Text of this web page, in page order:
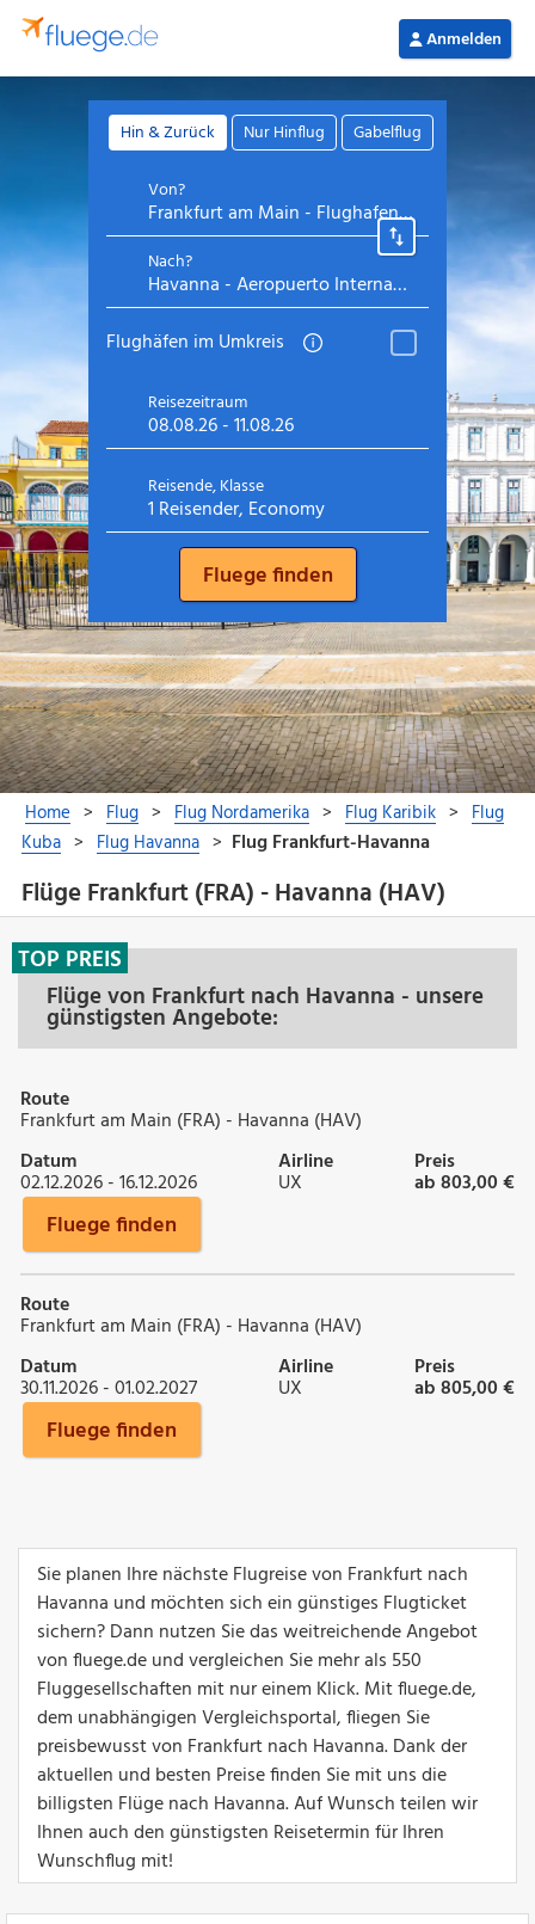
Flüge Frankfurt (FRA) - Havanna (HAV)
Flüge von Frankfurt nach Havanna - unsere
günstigsten Angebote:
TOP PREIS
Route
Frankfurt am Main (FRA) - Havanna (HAV)
Datum
02.12.2026 - 16.12.2026
Airline
UX
Preis
ab 803,00 €
Fluege finden
Route
Frankfurt am Main (FRA) - Havanna (HAV)
Datum
30.11.2026 - 01.02.2027
Airline
UX
Preis
ab 805,00 €
Fluege finden
Sie planen Ihre nächste Flugreise von Frankfurt nach
Havanna und möchten sich ein günstiges Flugticket
sichern? Dann nutzen Sie das weitreichende Angebot
von fluege.de und vergleichen Sie mehr als 550
Fluggesellschaften mit nur einem Klick. Mit fluege.de,
dem unabhängigen Vergleichsportal, fliegen Sie
preisbewusst von Frankfurt nach Havanna. Dank der
aktuellen und besten Preise finden Sie mit uns die
billigsten Flüge nach Havanna. Auf Wunsch teilen wir
Ihnen auch den günstigsten Reisetermin für Ihren
Wunschflug mit!